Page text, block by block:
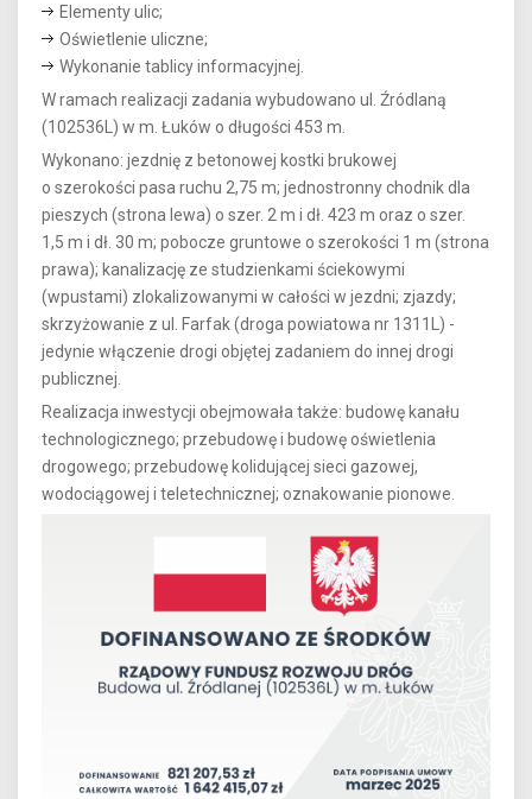
Elementy ulic;
Oświetlenie uliczne;
Wykonanie tablicy informacyjnej.
W ramach realizacji zadania wybudowano ul. Źródlaną
(102536L) w m. Łuków o długości 453 m.
Wykonano: jezdnię z betonowej kostki brukowej
o szerokości pasa ruchu 2,75 m; jednostronny chodnik dla
pieszych (strona lewa) o szer. 2 m i dł. 423 m oraz o szer.
1,5 m i dł. 30 m; pobocze gruntowe o szerokości 1 m (strona
prawa); kanalizację ze studzienkami ściekowymi
(wpustami) zlokalizowanymi w całości w jezdni; zjazdy;
skrzyżowanie z ul. Farfak (droga powiatowa nr 1311L) -
jedynie włączenie drogi objętej zadaniem do innej drogi
publicznej.
Realizacja inwestycji obejmowała także: budowę kanału
technologicznego; przebudowę i budowę oświetlenia
drogowego; przebudowę kolidującej sieci gazowej,
wodociągowej i teletechnicznej; oznakowanie pionowe.